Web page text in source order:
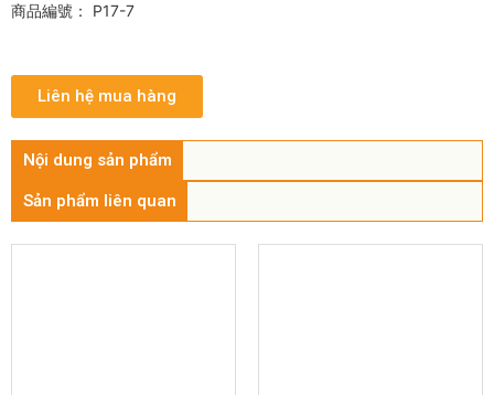
商品編號： P17-7
Liên hệ mua hàng
Nội dung sản phẩm
Sản phẩm liên quan